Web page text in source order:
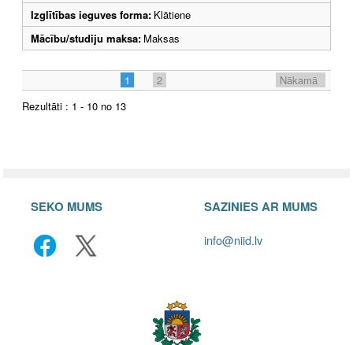
Izglītības ieguves forma: Klātiene
Mācību/studiju maksa: Maksas
1 2
Nākamā
Rezultāti : 1 - 10 no 13
SEKO MUMS SAZINIES AR MUMS
info@niid.lv